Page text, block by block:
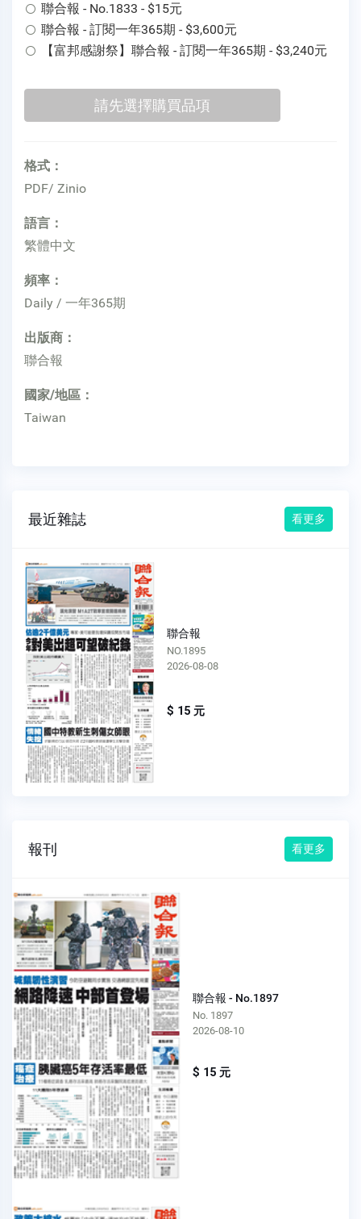
聯合報 - No.1833 - $15元
聯合報 - 訂閱一年365期 - $3,600元
【富邦感謝祭】聯合報 - 訂閱一年365期 - $3,240元
格式：
PDF/ Zinio
語言：
繁體中文
頻率：
Daily / 一年365期
出版商：
聯合報
國家/地區：
Taiwan
最近雜誌 看更多
聯合報
NO.1895
2026-08-08
$ 15 元
報刊 看更多
聯合報 - No.1897
No. 1897
2026-08-10
$ 15 元